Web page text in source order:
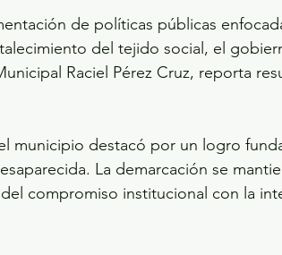
de políticas públicas
del tejido social, el
Raciel Pérez Cruz, reporta
municipio destacó por un logro
La demarcación se
compromiso institucional con la